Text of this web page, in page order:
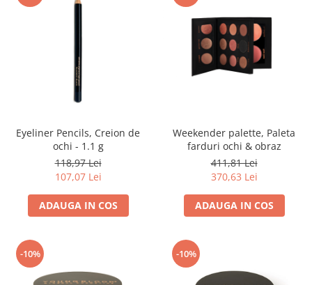
Eyeliner Pencils, Creion de
ochi - 1.1 g
118,97 Lei
107,07 Lei
ADAUGA IN COS
Weekender palette, Paleta
farduri ochi & obraz
411,81 Lei
370,63 Lei
ADAUGA IN COS
-10% -10%